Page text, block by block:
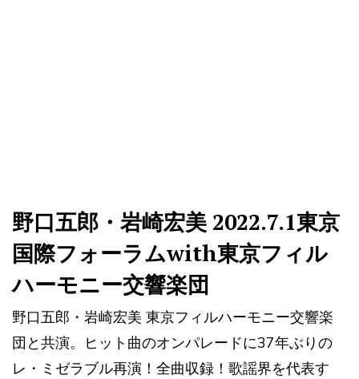
野口五郎・岩崎宏美 2022.7.1東京
国際フォーラムwith東京フィル
ハーモニー交響楽団
野口五郎・岩崎宏美 東京フィルハーモニー交響楽
団と共演。ヒット曲のオンパレードに37年ぶりの
レ・ミゼラブル再演！全曲収録！歌謡界を代表す